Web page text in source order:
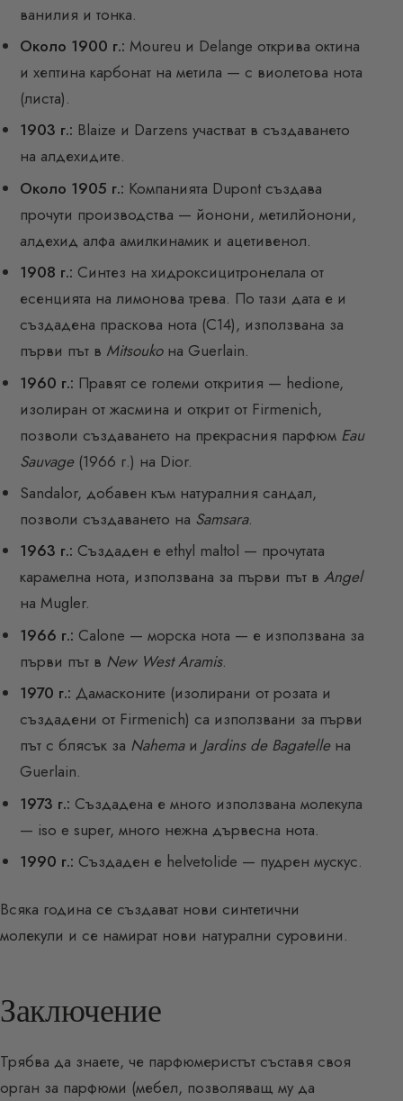
ванилия и тонка.
Около 1900 г.: Moureu и Delange открива октина
и хептина карбонат на метила — с виолетова нота
(листа).
1903 г.: Blaize и Darzens участват в създаването
на алдехидите.
Около 1905 г.: Компанията Dupont създава
прочути производства — йонони, метилйонони,
алдехид алфа амилкинамик и ацетивенол.
1908 г.: Синтез на хидроксицитронелала от
есенцията на лимонова трева. По тази дата е и
създадена праскова нота (C14), използвана за
първи път в Mitsoukoна Guerlain.
1960 г.: Правят се големи открития — hedione,
изолиран от жасмина и открит от Firmenich,
позволи създаването на прекрасния парфюм Eau
Sauvage(1966 г.) на Dior.
Sandalor, добавен към натуралния сандал,
позволи създаването на Samsara.
1963 г.: Създаден е ethyl maltol — прочутата
карамелна нота, използвана за първи път вAngel
на Mugler.
1966 г.: Calone — морска нота — е използвана за
първи път в New West Aramis.
1970 г.: Дамасконите (изолирани от розата и
създадени от Firmenich) са използвани за първи
път с блясък за Nahemaи Jardins de Bagatelleна
Guerlain.
1973 г.: Създадена е много използвана молекула
— iso e super, много нежна дървесна нота.
1990 г.: Създаден е helvetolide — пудрен мускус.
Всяка година се създават нови синтетични
молекули и се намират нови натурални суровини.
Заключение
Трябва да знаете, че парфюмеристът съставя своя
орган за парфюми (мебел, позволяващ му да